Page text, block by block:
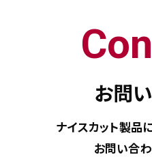
お問
ナイスカット製品
お問い合わ